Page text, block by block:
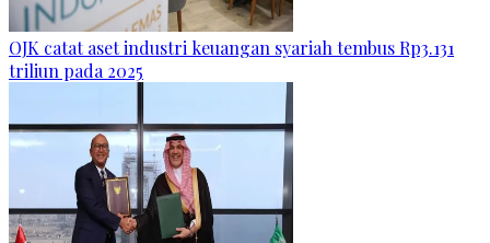
OJK catat aset industri keuangan syariah tembus Rp3.131
triliun pada 2025